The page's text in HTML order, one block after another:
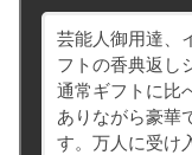
芸能人御用達、
フトの香典返し
通常ギフトに比
ありながら豪華
す。万人に受け